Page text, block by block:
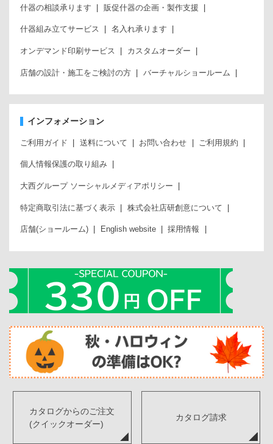
什器の相談承ります 販促什器の企画・製作支援
什器組み立てサービス 名入れ承ります
オンデマンド印刷サービス カスタムオーダー
店舗の設計・施工をご検討の方 バーチャルショールーム
インフォメーション
ご利用ガイド 送料について お問い合わせ ご利用規約
個人情報保護の取り組み
大西グループ ソーシャルメディアポリシー
特定商取引法に基づく表示 株式会社店研創意について
店舗(ショールーム) English website 採用情報
カタログからのご注文
(クイックオーダー)
カタログ請求